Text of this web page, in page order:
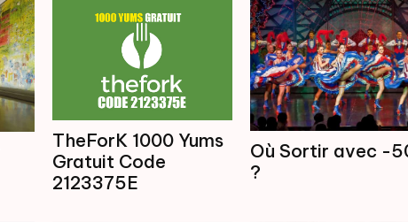
TheForK 1000 Yums
Gratuit Code
2123375E
Où Sortir avec -
?